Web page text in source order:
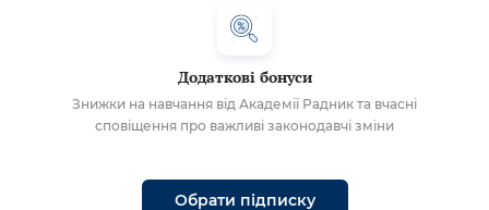
Додаткові бонуси
Знижки на навчання від Академії Радник та вчасні
сповіщення про важливі законодавчі зміни
Обрати підписку